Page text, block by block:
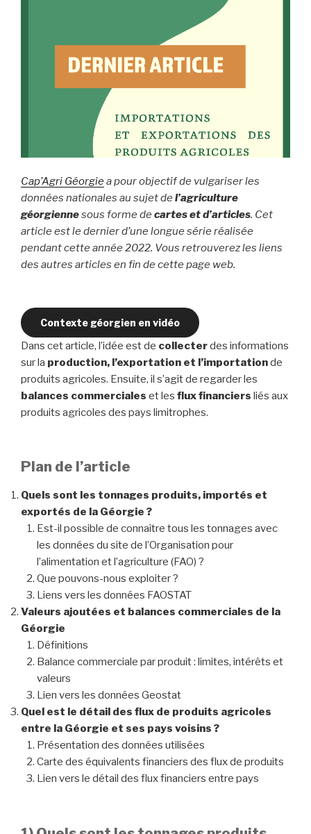
Cap’Agri Géorgiea pour objectif de vulgariser les
données nationales au sujet de l’agriculture
géorgiennesous forme de cartes et d’articles. Cet
article est le dernier d’une longue série réalisée
pendant cette année 2022. Vous retrouverez les liens
des autres articles en fin de cette page web.
Contexte géorgien en vidéo
Dans cet article, l’idée est de collecterdes informations
sur la production, l’exportation et l’importationde
produits agricoles. Ensuite, il s’agit de regarder les
balances commerciales et les flux financiers liés aux
produits agricoles des pays limitrophes.
Plan de l’article
Quels sont les tonnages produits, importés et
exportés de la Géorgie ?
Est-il possible de connaître tous les tonnages avec
les données du site de l’Organisation pour
l’alimentation et l’agriculture (FAO) ?
Que pouvons-nous exploiter ?
Liens vers les données FAOSTAT
Valeurs ajoutées et balances commerciales de la
Géorgie
Définitions
Balance commerciale par produit : limites, intérêts et
valeurs
Lien vers les données Geostat
Quel est le détail des flux de produits agricoles
entre la Géorgie et ses pays voisins ?
Présentation des données utilisées
Carte des équivalents financiers des flux de produits
Lien vers le détail des flux financiers entre pays